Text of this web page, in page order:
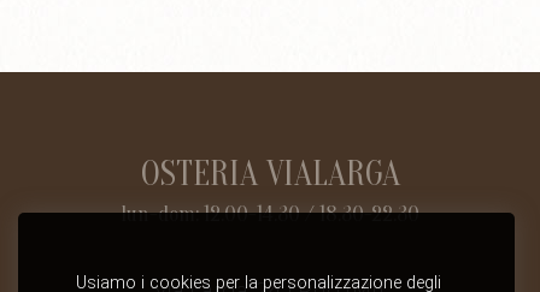
OSTERIA VIALARGA
lun-dom: 12.00-14.30 / 18.30-22.30